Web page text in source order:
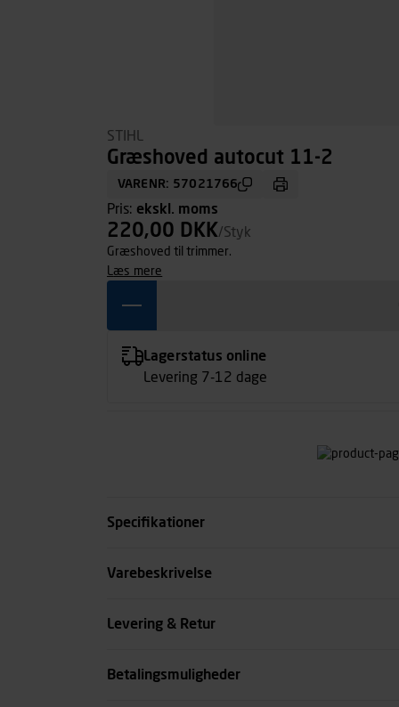
STIHL
Græshoved autocut 11-2
VARENR: 57021766
Pris: ekskl. moms
220,00 DKK/Styk
Græshoved til trimmer.
læs mere
Lagerstatus online
Levering 7-12 dage
Specifikationer
Kode
Varebeskrivelse
Levering & Retur
Betalingsmuligheder